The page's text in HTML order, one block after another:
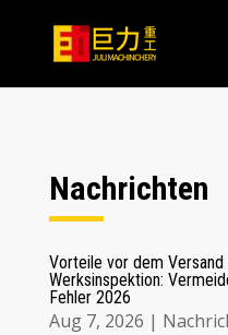
Nachrichten
Vorteile vor dem
Werksinspektion:
Fehler2026
Aug 7, 2026 |